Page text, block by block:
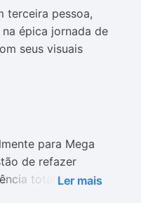
terceira pessoa,
épica jornada de
seus visuais
para Mega
de refazer
totalmente
Ler mais